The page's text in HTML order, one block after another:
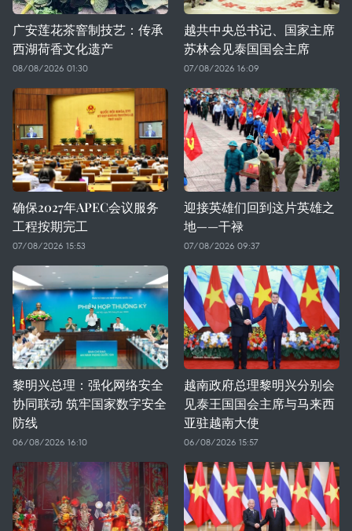
广安莲花茶窨制技艺：传承
西湖荷香文化遗产
08/08/2026 01:30
越共中央总书记、国家主席
苏林会见泰国国会主席
07/08/2026 16:09
确保2027年APEC会议服务
工程按期完工
07/08/2026 15:53
迎接英雄们回到这片英雄之
地——干禄
07/08/2026 09:37
黎明兴总理：强化网络安全
协同联动 筑牢国家数字安全
防线
06/08/2026 16:10
越南政府总理黎明兴分别会
见泰王国国会主席与马来西
亚驻越南大使
06/08/2026 15:57